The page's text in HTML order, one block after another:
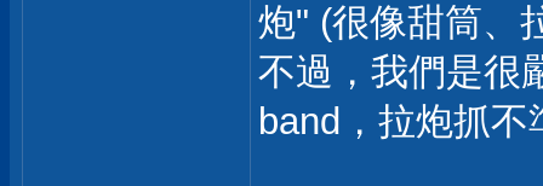
炮" (很像甜筒、
不過，我們是很
band，拉炮抓